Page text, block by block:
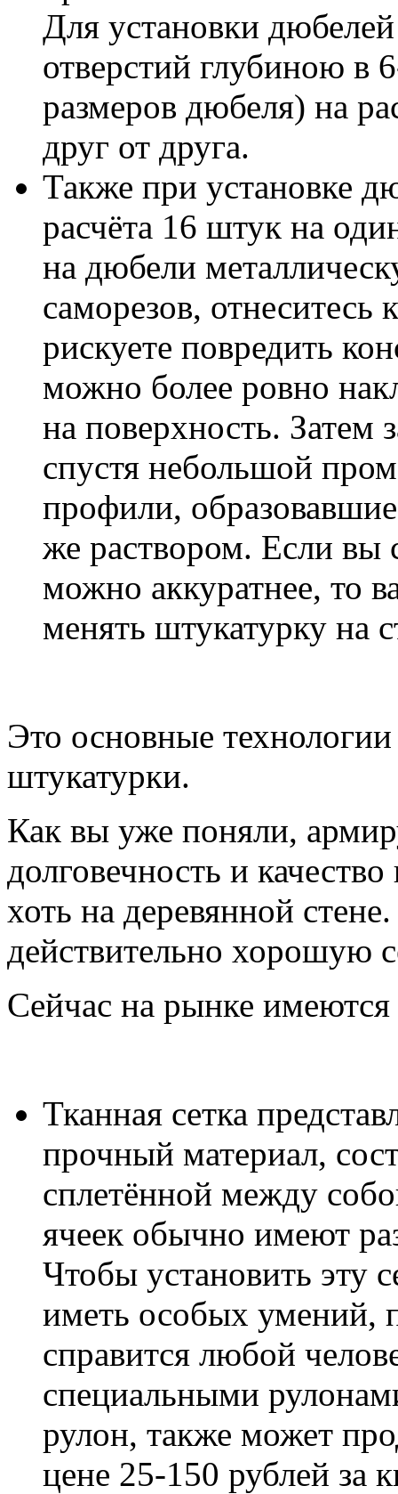
Для установки
отверстий глубиною в
размеров дюбеля) на
друг от друга.
Также при установке
расчёта 16 штук на
на дюбели
саморезов, отнеситесь
рискуете повредить
можно более ровно
на поверхность. Затем
спустя небольшой
профили,
же раствором. Если вы
можно аккуратнее, то
менять штукатурку на
Это основные
штукатурки.
Как вы уже поняли,
долговечность и
хоть на деревянной
действительно хорошую
Сейчас на рынке
Тканная сетка
прочный материал,
сплетённой между
ячеек обычно имеют
Чтобы установить эту
иметь особых умений,
справится любой
специальными
рулон, также может
цене 25-150 рублей за